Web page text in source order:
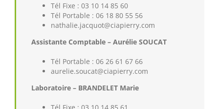
Tél Fixe : 03 10 14 85 60
Tél Portable : 06 18 80 55 56
nathalie.jacquot@ciapierry.com
Assistante Comptable – Aurélie SOUCAT
Tél Portable : 06 26 61 67 66
aurelie.soucat@ciapierry.com
Laboratoire – BRANDELET Marie
Tél Fixe : 03 10 14 85 61